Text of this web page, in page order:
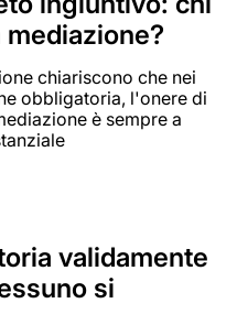
chiariscono che nei
obbligatoria, l'onere di
è sempre a
validamente
si